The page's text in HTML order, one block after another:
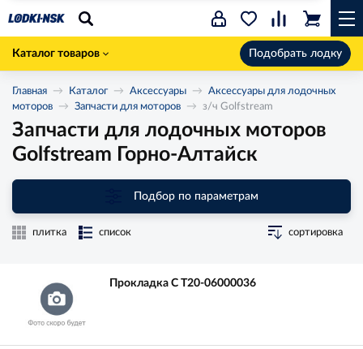
Каталог товаров Подобрать лодку
Главная Каталог Аксессуары
Аксессуары для лодочных
моторов
Запчасти для моторов з/ч Golfstream
Запчасти для лодочных моторов
Golfstream Горно-Алтайск
Подбор по параметрам
плитка список сортировка
Прокладка C T20-06000036